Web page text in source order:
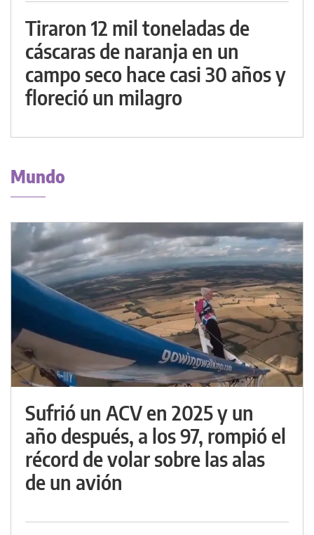
Tiraron 12 mil toneladas de
cáscaras de naranja en un
campo seco hace casi 30 años y
floreció un milagro
Mundo
Sufrió un ACV en 2025 y un
año después, a los 97, rompió el
récord de volar sobre las alas
de un avión